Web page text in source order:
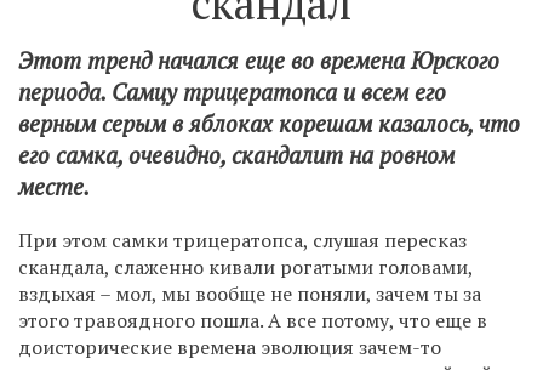
Этот тренд начался еще во времена Юрского
периода. Самцу трицератопса и всем его
верным серым в яблоках корешам казалось, что
его самка, очевидно, скандалит на ровном
месте.
При этом самки трицератопса, слушая пересказ
скандала, слаженно кивали рогатыми головами,
вздыхая – мол, мы вообще не поняли, зачем ты за
этого травоядного пошла. А все потому, что еще в
доисторические времена эволюция зачем-то